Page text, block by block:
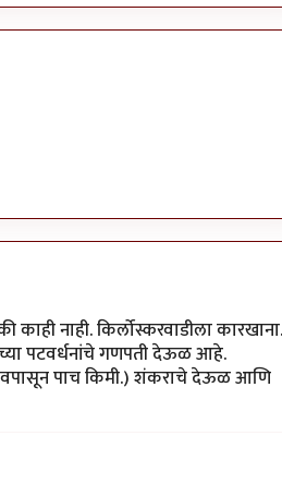
नाही. किर्लोस्करवाडीला कारखाना.
पटवर्धनांचे गणपती देऊळ आहे.
पाच किमी.) शंकराचे देऊळ आणि